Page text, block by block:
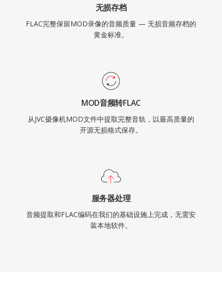
无损存档
FLAC完整保留MOD录像的音频质量 — 无损音频存档的
黄金标准。
MOD音频转FLAC
从JVC摄像机MOD文件中提取完整音轨，以最高质量的
开源无损格式保存。
服务器处理
音频提取和FLAC编码在我们的基础设施上完成，无需安
装本地软件。